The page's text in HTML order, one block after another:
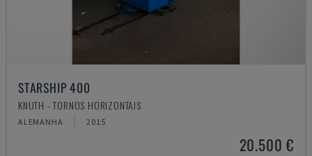
STARSHIP 400
KNUTH - TORNOS HORIZONTAIS
ALEMANHA 2015
20.500 €